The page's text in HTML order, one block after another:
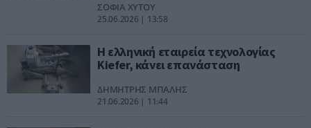
ΣΟΦΙΑ ΧΥΤΟΥ
25.06.2026 | 13:58
Η ελληνική εταιρεία τεχνολογίας
Kiefer, κάνει επανάσταση
ΔΗΜΗΤΡΗΣ ΜΠΑΛΗΣ
21.06.2026 | 11:44